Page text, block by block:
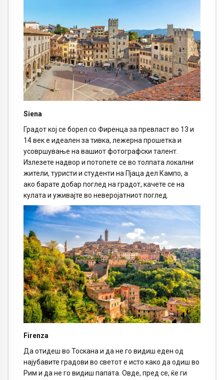
Siena
Градот кој се борел со Фиренца за превласт во 13 и
14 век е идеален за тивка, лежерна прошетка и
усовршување на вашиот фотографски талент.
Излезете надвор и потопете се во толпата локални
жители, туристи и студенти на Пјаца дел Кампо, а
ако барате добар поглед на градот, качете се на
кулата и уживајте во неверојатниот поглед.
Firenza
Да отидеш во Тоскана и да не го видиш еден од
најубавите градови во светот е исто како да одиш во
Рим и да не го видиш папата. Овде, пред се, ќе ги